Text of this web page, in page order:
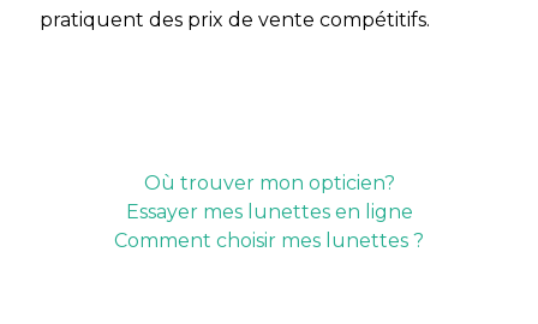
pratiquent des prix de vente compétitifs.
Où trouver mon opticien?
Essayer mes lunettes en ligne
Comment choisir mes lunettes ?